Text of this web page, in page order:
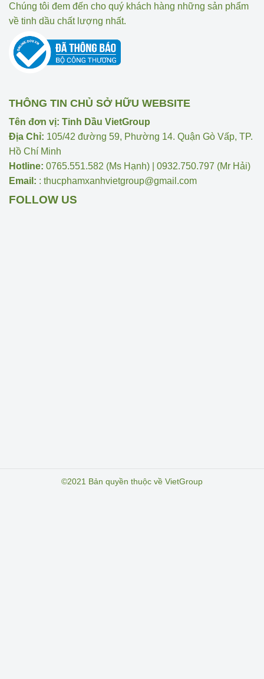
Chúng tôi đem đến cho quý khách hàng những sản phẩm
về tinh dầu chất lượng nhất.
THÔNG TIN CHỦ SỞ HỮU WEBSITE
Tên đơn vị: Tinh Dầu VietGroup
Địa Chỉ: 105/42 đường 59, Phường 14. Quận Gò Vấp, TP.
Hồ Chí Minh
Hotline: 0765.551.582 (Ms Hạnh) | 0932.750.797 (Mr Hải)
Email: : thucphamxanhvietgroup@gmail.com
FOLLOW US
©2021 Bản quyền thuộc về VietGroup